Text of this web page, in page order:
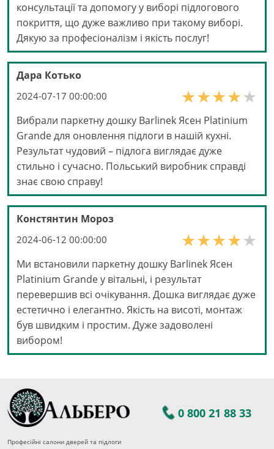
консультації та допомогу у виборі підлогового
покриття, що дуже важливо при такому виборі.
Дякую за професіоналізм і якість послуг!
Дара Котько
2024-07-17 00:00:00
Вибрали паркетну дошку Barlinek Ясен Platinium
Grande для оновлення підлоги в нашій кухні.
Результат чудовий – підлога виглядає дуже
стильно і сучасно. Польський виробник справді
знає свою справу!
Констянтин Мороз
2024-06-12 00:00:00
Ми встановили паркетну дошку Barlinek Ясен
Platinium Grande у вітальні, і результат
перевершив всі очікування. Дошка виглядає дуже
естетично і елегантно. Якість на висоті, монтаж
був швидким і простим. Дуже задоволені
вибором!
0 800 21 88 33
Професійні салони дверей та підлоги